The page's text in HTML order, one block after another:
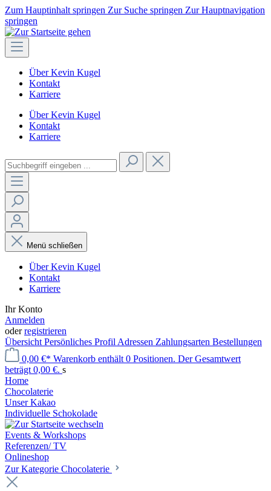
Zum Hauptinhalt springen Zur Suche springen Zur Hauptnavigation
springen
Über Kevin Kugel
Kontakt
Karriere
Über Kevin Kugel
Kontakt
Karriere
Menü schließen
Über Kevin Kugel
Kontakt
Karriere
Ihr Konto
Anmelden
oderregistrieren
Übersicht Persönliches Profil Adressen Zahlungsarten Bestellungen
0,00 €* Warenkorb enthält 0 Positionen. Der Gesamtwert
beträgt 0,00 €. s
Home
Chocolaterie
Unser Kakao
Individuelle Schokolade
Events & Workshops
Referenzen/ TV
Onlineshop
Zur Kategorie Chocolaterie